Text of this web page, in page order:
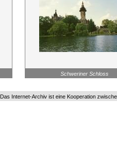
Schweriner Schloss
Das Internet-Archiv ist eine Kooperation